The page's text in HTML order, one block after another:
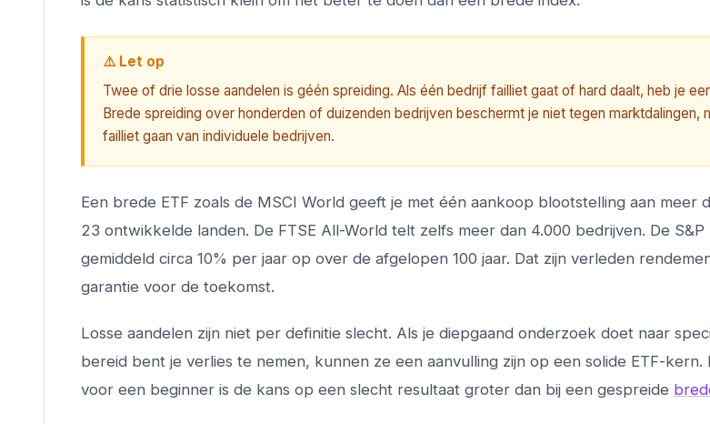
⚠️ Let op
Twee of drie losse aandelen is géén spreiding. Als één bedrijf failliet gaat of hard daalt, heb je
Brede spreiding over honderden of duizenden bedrijven beschermt je niet tegen marktdalingen,
failliet gaan van individuele bedrijven.
Een brede ETF zoals de MSCI World geeft je met één aankoop blootstelling aan meer
23 ontwikkelde landen. De FTSE All-World telt zelfs meer dan 4.000 bedrijven. De
gemiddeld circa 10% per jaar op over de afgelopen 100 jaar. Dat zijn verleden
garantie voor de toekomst.
Losse aandelen zijn niet per definitie slecht. Als je diepgaand onderzoek doet naar
bereid bent je verlies te nemen, kunnen ze een aanvulling zijn op een solide ETF-kern.
voor een beginner is de kans op een slecht resultaat groter dan bij een gespreide